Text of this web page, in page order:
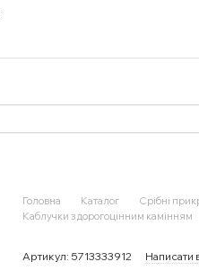
Головна Каталог Срібні
Каблучки з дорогоцінним камінням
Артикул: 5713333912 Написати